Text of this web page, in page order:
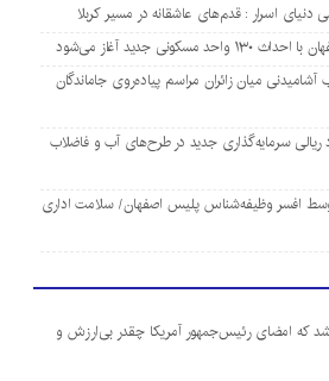
دنیای اسرار : قدم‌های عاشقانه در مسیر کربلا
جدید آغاز می‌شود
هزار لیتر آب آشامیدنی میان زائران مراسم پیاده‌روی جاماندگان
میلیارد ریالی سرمایه‌گذاری جدید در طرح‌های آب و فاضلاب
آزادی توسط افسر وظیفه‌شناس پلیس اصفهان/ سلامت اداری
شد که امضای رئیس‌جمهور آمریکا چقدر بی‌ارزش و